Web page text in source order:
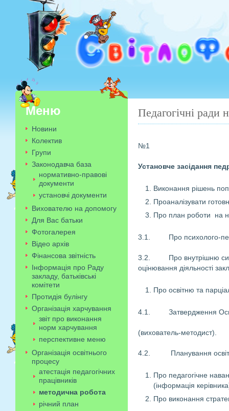
Педагогічні ради
№1
Установче засідання
Виконання рішень
Проаналізувати
Про план роботи на
3.1. Про психолого-
3.2. Про внутрішню
оцінювання діяльності
Про освітню та
4.1. Затвердження
(вихователь-методист).
4.2. Планування
Про педагогічне
(інформація
Про виконання
Меню
Новини
Колектив
Групи
Законодавча база
нормативно-правові
документи
установчі документи
Вихователю на допомогу
Для Вас батьки
Фотогалерея
Відео архів
Фінансова звітність
Інформація про Раду
закладу, батьківські
комітети
Протидія булінгу
Організація харчування
звіт про виконання
норм харчування
перспективне меню
Організація освітнього
процесу
атестація педагогічних
працівників
методична робота
річний план